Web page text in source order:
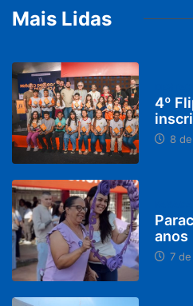
Mais Lidas
4º
8
anos
7